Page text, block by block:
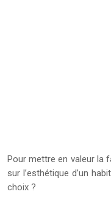
Pour mettre en valeur la
sur l’esthétique d’un
choix ?